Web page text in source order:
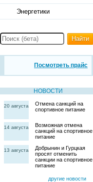
Энергетики
Найти
Посмотреть прайс
НОВОСТИ
20 августа
Отмена санкций на
спортивное питание
14 августа
Возможная отмена
санкций на спортивное
питание
13 августа
Добрынин и Гурцкая
просят отменить
санкции на спортивное
питание
другие новости